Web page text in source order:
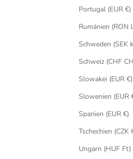
Portugal (EUR €)
Rumänien (RON
Schweden (SEK
Schweiz (CHF
Slowakei (EUR €)
Slowenien (EUR
Spanien (EUR €)
Tschechien (CZK
Ungarn (HUF Ft)